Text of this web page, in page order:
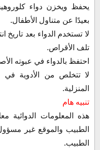
بعيدًا عن متناول الأطفال.
لا تستخدم الدواء بعد تاريخ
تلف الأقراص.
احتفظ بالدواء في عبوته
لا تتخلص من الأدوية في
المنزلية.
تنبيه هام
هذه المعلومات الدوائية
الطبيب والموقع غير
الطبيب.